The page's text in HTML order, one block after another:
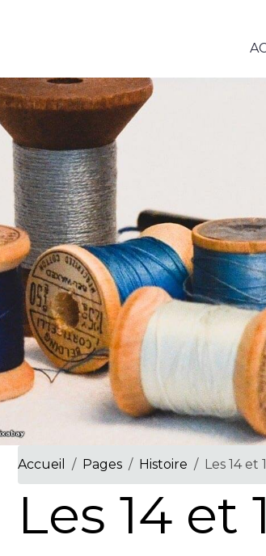
Accueil Pages Histoire Les 14 et
Les 14 et